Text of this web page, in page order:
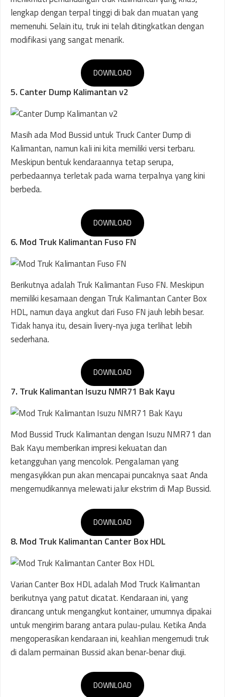
lengkap dengan terpal tinggi di bak dan muatan yang
memenuhi. Selain itu, truk ini telah ditingkatkan dengan
modifikasi yang sangat menarik.
DOWNLOAD
5. Canter Dump Kalimantan v2
Masih ada Mod Bussid untuk Truck Canter Dump di
Kalimantan, namun kali ini kita memiliki versi terbaru.
Meskipun bentuk kendaraannya tetap serupa,
perbedaannya terletak pada warna terpalnya yang kini
berbeda.
DOWNLOAD
6. Mod Truk Kalimantan Fuso FN
Berikutnya adalah Truk Kalimantan Fuso FN. Meskipun
memiliki kesamaan dengan Truk Kalimantan Canter Box
HDL, namun daya angkut dari Fuso FN jauh lebih besar.
Tidak hanya itu, desain livery-nya juga terlihat lebih
sederhana.
DOWNLOAD
7. Truk Kalimantan Isuzu NMR71 Bak Kayu
Mod Bussid Truck Kalimantan dengan Isuzu NMR71 dan
Bak Kayu memberikan impresi kekuatan dan
ketangguhan yang mencolok. Pengalaman yang
mengasyikkan pun akan mencapai puncaknya saat Anda
mengemudikannya melewati jalur ekstrim di Map Bussid.
DOWNLOAD
8. Mod Truk Kalimantan Canter Box HDL
Varian Canter Box HDL adalah Mod Truck Kalimantan
berikutnya yang patut dicatat. Kendaraan ini, yang
dirancang untuk mengangkut kontainer, umumnya dipakai
untuk mengirim barang antara pulau-pulau. Ketika Anda
mengoperasikan kendaraan ini, keahlian mengemudi truk
di dalam permainan Bussid akan benar-benar diuji.
DOWNLOAD